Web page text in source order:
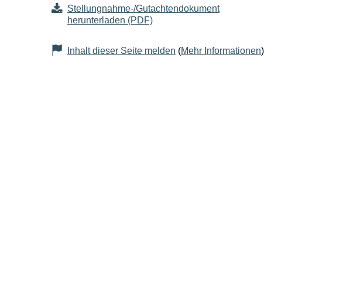
Seiteninhalt
Stellungnahme-/Gutachtendokument
herunterladen (PDF)
Inhalt dieser Seite melden (Mehr Informationen)